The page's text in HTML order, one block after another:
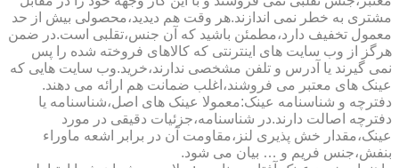
مشتری به خطر نمی اندازند.هر وقت هم دیدید،محصولی بیش از حد
معمول تخفیف دارد،مطمئن باشید که آن جنس،تقلبی است.در ضمن
هرگز از وب سایت های اینترنتی که کالاهای فروخته شده را پس
نمی گیرند یا آدرس و تلفن مشخصی ندارند،خرید.وب سایت هایی که
عینک های معتبر می فروشند،اغلب ضمانت هم ارائه می دهند.
دفترچه و شناسنامه عینک:معمولا عینک های اصل،شناسنامه یا
دفترچه اصالت دارند.در شناسنامه،جزئیات دقیقی در مورد
عینک،مقدار خش پذیری لنز،مقاومت آن در برابر اشعه ماوراء
بنفش،جنس فریم و … بیان می شود.